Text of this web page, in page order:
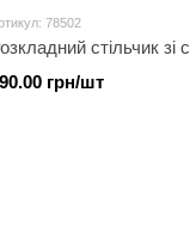
78502
стільчик зі
грн/шт